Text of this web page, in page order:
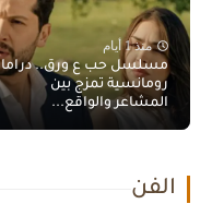
منذ 1 أيام
مسلسل حب ع ورق.. دراما
رومانسية تمزج بين
المشاعر والواقع...
الفن